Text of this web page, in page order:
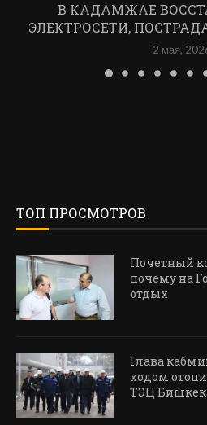
В КАДАМЖАЕ
ЭЛЕКТРОСЕТИ,
2 мая,
ТОП ПРОСМОТРОВ
Почетный
почему на
отдых
Глава
ходом
ТЭЦ